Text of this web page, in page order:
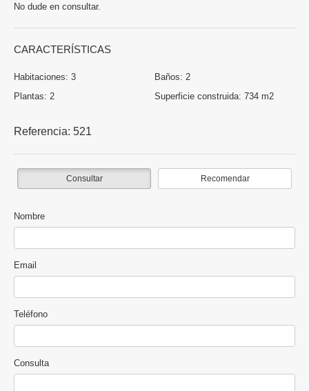
No dude en consultar.
CARACTERÍSTICAS
Habitaciones: 3 Baños: 2
Plantas: 2 Superficie construida: 734 m2
Referencia: 521
Consultar Recomendar
Nombre
Email
Teléfono
Consulta